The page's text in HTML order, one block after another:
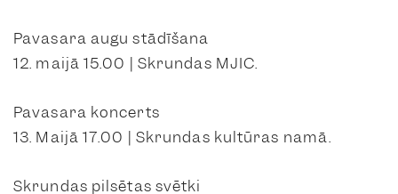
Pavasara augu stādīšana
12. maijā 15.00 | Skrundas MJIC.
Pavasara koncerts
13. Maijā 17.00 | Skrundas kultūras namā.
Skrundas pilsētas svētki